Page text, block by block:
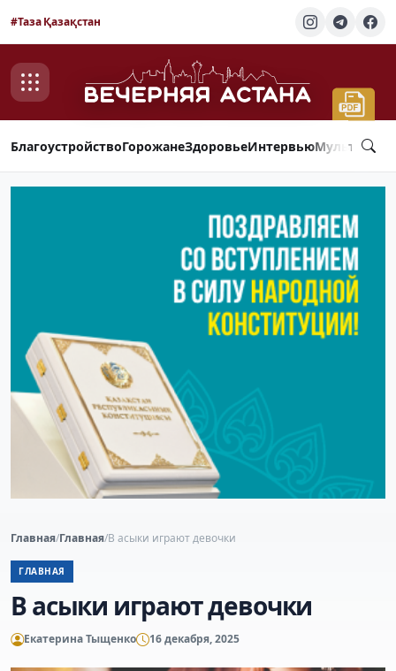
#Таза Қазақстан
БлагоустройствоГорожанеЗдоровьеИнтервью
Главная/Главная/В асыки играют девочки
ГЛАВНАЯ
В асыки играют девочки
Екатерина Тыщенко 16 декабря, 2025